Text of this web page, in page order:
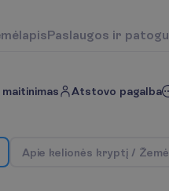
mėlapisPaslaugos ir patogu
Atstovo pagalba
Apie kelionės kryptį / Žemė